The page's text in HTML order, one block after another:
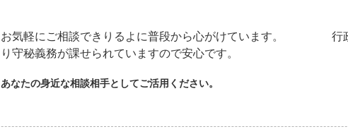
お気軽にご相談できりるよに普段から心がけています。 行政
り守秘義務が課せられていますので安心です。
あなたの身近な相談相手としてご活用ください。